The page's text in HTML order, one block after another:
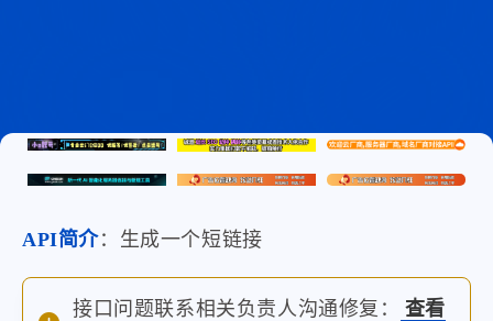
API简介：生成一个短链接
接口问题联系相关负责人沟通修复：
查看